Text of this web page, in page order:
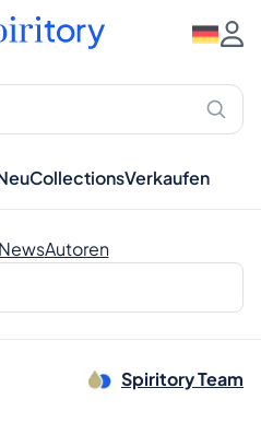
CollectionsVerkaufen
Autoren
Spiritory Team